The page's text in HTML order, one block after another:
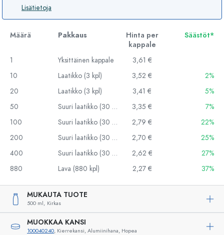
Lisätietoja
Määrä Pakkaus
Hinta per
kappale
Säästöt*
1 Yksittäinen kappale
3,61 €
10
Laatikko (3 kpl) 3,52 €
2%
20
Laatikko (3 kpl) 3,41 €
5%
50
Suuri laatikko (30 kpl) 3,35 €
7%
100
Suuri laatikko (30 kpl) 2,79 €
22%
200
Suuri laatikko (30 kpl) 2,70 €
25%
400
Suuri laatikko (30 kpl) 2,62 €
27%
880
Lava (880 kpl) 2,27 € 37%
MUKAUTA TUOTE
500 ml, Kirkas
MUOKKAA KANSI
100040240, Kierrekansi, Alumiinihana, Hopea